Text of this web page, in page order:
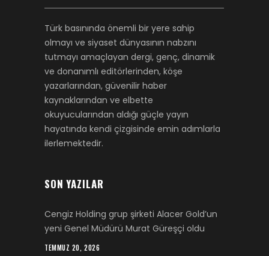
Türk basınında önemli bir yere sahip
olmayı ve siyaset dünyasının nabzını
tutmayı amaçlayan dergi, genç, dinamik
ve donanımlı editörlerinden, köşe
yazarlarından, güvenilir haber
kaynaklarından ve elbette
okuyucularından aldığı güçle yayın
hayatında kendi çizgisinde emin adımlarla
ilerlemektedir.
SON YAZILAR
Cengiz Holding grup şirketi Alacer Gold’un
yeni Genel Müdürü Murat Güreşçi oldu
TEMMUZ 20, 2026